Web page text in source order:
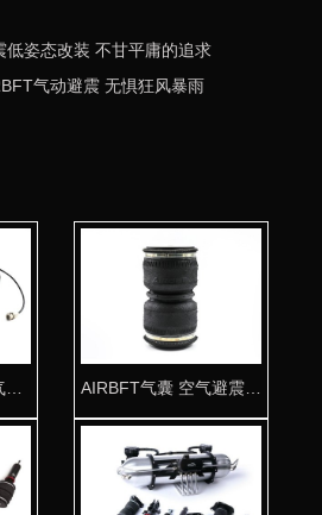
低姿态改装 不甘平庸的追求
气动避震 无惧狂风暴雨